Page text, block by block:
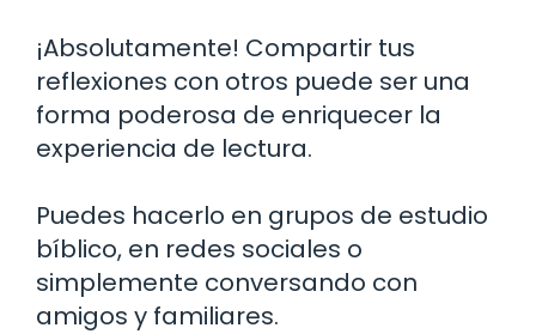
¡Absolutamente! Compartir tus
reflexiones con otros puede ser una
forma poderosa de enriquecer la
experiencia de lectura.
Puedes hacerlo en grupos de estudio
bíblico, en redes sociales o
simplemente conversando con
amigos y familiares.